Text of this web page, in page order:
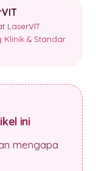
LaserVIT
Klinik & Standar
ini
mengapa